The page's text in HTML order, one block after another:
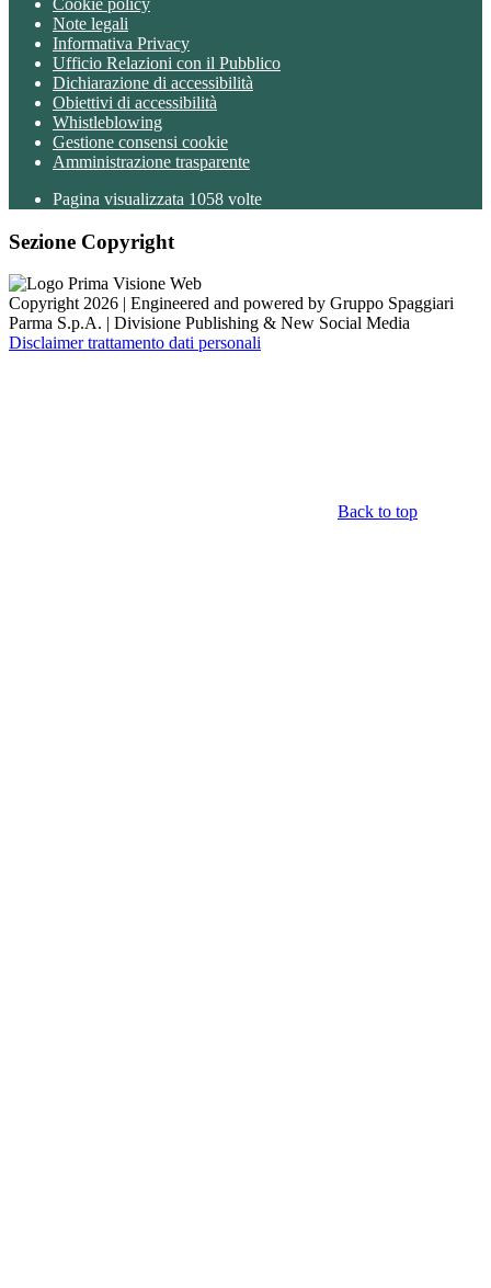
Cookie policy
Note legali
Informativa Privacy
Ufficio Relazioni con il Pubblico
Dichiarazione di accessibilità
Obiettivi di accessibilità
Whistleblowing
Gestione consensi cookie
Amministrazione trasparente
Pagina visualizzata 1058 volte
Sezione Copyright
Copyright 2026 | Engineered and powered by Gruppo Spaggiari
Parma S.p.A. | Divisione Publishing & New Social Media
Disclaimer trattamento dati personali
Back to top